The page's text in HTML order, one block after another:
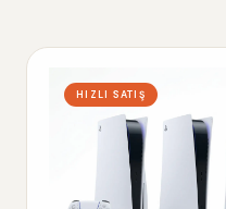
HIZLI SATIŞ